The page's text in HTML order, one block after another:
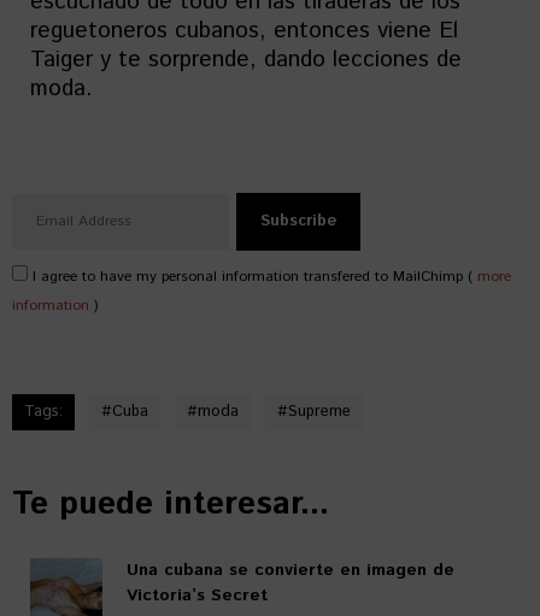
reguetoneros cubanos, entonces viene El
Taiger y te sorprende, dando lecciones de
moda.
I agree to have my personal information transfered to MailChimp ( more
information )
Tags: #Cuba #moda #Supreme
Te puede interesar...
Una cubana se convierte en imagen de
Victoria’s Secret